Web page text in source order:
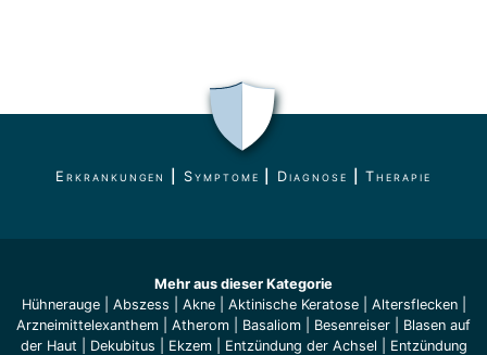
Erkrankungen Symptome Diagnose |Therapie
Mehr aus dieser Kategorie
Hühnerauge| Abszess Akne| Aktinische Keratose| Altersflecken|
Arzneimittelexanthem
Atherom Basaliom Besenreiser
Blasen auf
der Haut
Dekubitus Ekzem| Entzündung der Achsel
Entzündung